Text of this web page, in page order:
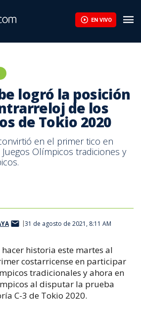
EN VIVO
logró la posición
de los
de Tokio 2020
en el primer tico en
Olímpicos tradiciones y
31 de agosto de 2021, 8:11 AM
historia este martes al
costarricense en participar
tradicionales y ahora en
al disputar la prueba
C-3 de Tokio 2020.